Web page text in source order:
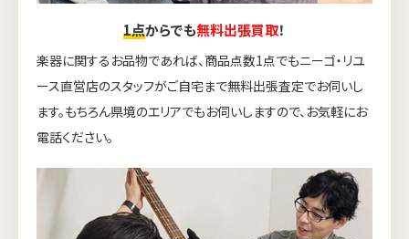
1点からでも無料出張買取！
楽器に関するお品物であれば、商品点数1点でもニーゴ・リユ
ース直営店のスタッフがご自宅まで無料出張査定でお伺いし
ます。もちろん県境のエリアでもお伺いしますので、お気軽にお
電話ください。